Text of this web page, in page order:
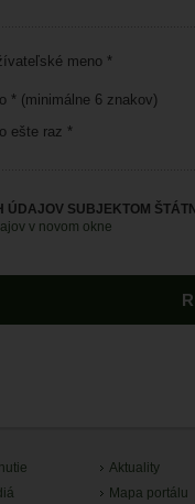
meno *
* (minimálne 6 znakov)
ešte raz *
ÚDAJOV SUBJEKTOM
v novom okne
Aktuality
Mapa portálu